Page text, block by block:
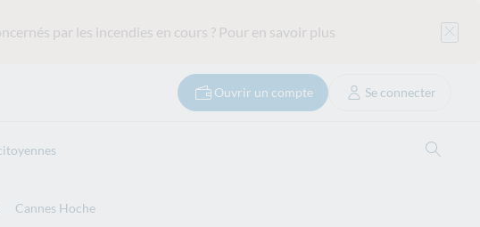
par les incendies en cours ? Pour en savoir plus
Ouvrir un compte Se connecter
Cannes Hoche